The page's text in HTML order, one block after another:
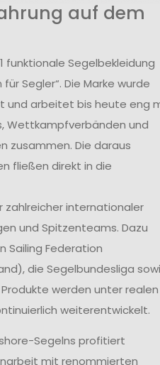
auf dem
funktionale Segelbekleidung
Segler“. Die Marke wurde
und arbeitet bis heute eng
Wettkampfverbänden und
zusammen. Die daraus
fließen direkt in die
zahlreicher internationaler
und Spitzenteams. Dazu
Sailing Federation
die Segelbundesliga
werden unter realen
weiterentwickelt.
Segelns profitiert
mit renommierten